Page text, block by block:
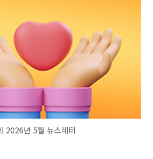
2026년 5월 뉴스레터